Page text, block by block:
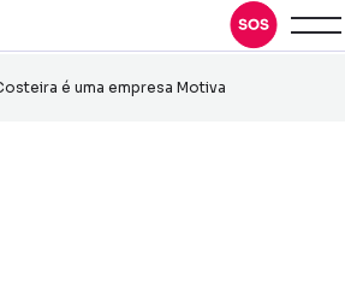
é uma empresa Motiva